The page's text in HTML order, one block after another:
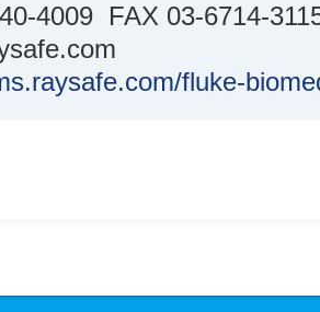
4009 FAX 03-6714-
fluke-